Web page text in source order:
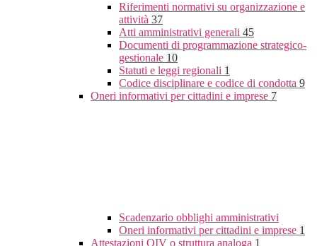
Riferimenti normativi su organizzazione e
attività 37
Atti amministrativi generali 45
Documenti di programmazione strategico-
gestionale 10
Statuti e leggi regionali 1
Codice disciplinare e codice di condotta 9
Oneri informativi per cittadini e imprese 7
Scadenzario obblighi amministrativi
Oneri informativi per cittadini e imprese 1
Attestazioni OIV o struttura analoga 1